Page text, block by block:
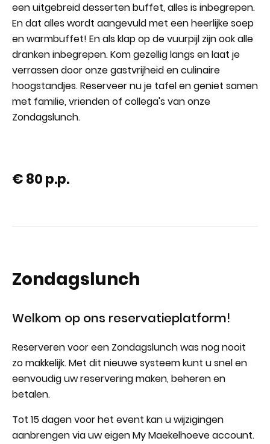
een uitgebreid desserten buffet, alles is inbegrepen.
En dat alles wordt aangevuld met een heerlijke soep
en warmbuffet! En als klap op de vuurpijl zijn ook alle
dranken inbegrepen. Kom gezellig langs en laat je
verrassen door onze gastvrijheid en culinaire
hoogstandjes. Reserveer nu je tafel en geniet samen
met familie, vrienden of collega's van onze
Zondagslunch.
€ 80 p.p.
Zondagslunch
Welkom op ons reservatieplatform!
Reserveren voor een Zondagslunch was nog nooit
zo makkelijk. Met dit nieuwe systeem kunt u snel en
eenvoudig uw reservering maken, beheren en
betalen.
Tot 15 dagen voor het event kan u wijzigingen
aanbrengen via uw eigen My Maekelhoeve account.